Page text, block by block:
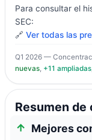
Para consultar el
SEC:
🔗 Ver todas las
Q1 2026 —
nuevas, +11 ampliadas,
Resumen
Mejores